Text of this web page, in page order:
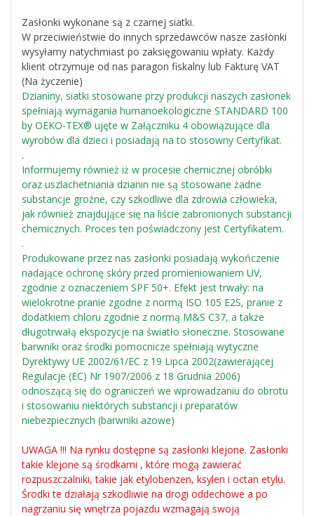
Zasłonki wykonane są z czarnej siatki.
W przeciwieństwie do innych sprzedawców nasze zasłonki
wysyłamy natychmiast po zaksięgowaniu wpłaty. Każdy
klient otrzymuje od nas paragon fiskalny lub Fakturę VAT
(Na życzenie)
Dzianiny, siatki stosowane przy produkcji naszych zasłonek
spełniają wymagania humanoekologiczne STANDARD 100
by OEKO-TEX® ujęte w Załączniku 4 obowiązujące dla
wyrobów dla dzieci i posiadają na to stosowny Certyfikat.
.
Informujemy również iż w procesie chemicznej obróbki
oraz uszlachetniania dzianin nie są stosowane żadne
substancje groźne, czy szkodliwe dla zdrowia człowieka,
jak również znajdujące się na liście zabronionych substancji
chemicznych. Proces ten poświadczony jest Certyfikatem.
.
Produkowane przez nas zasłonki posiadają wykończenie
nadające ochronę skóry przed promieniowaniem UV,
zgodnie z oznaczeniem SPF 50+. Efekt jest trwały: na
wielokrotne pranie zgodne z normą ISO 105 E2S, pranie z
dodatkiem chloru zgodnie z normą M&S C37, a także
długotrwałą ekspozycje na światło słoneczne. Stosowane
barwniki oraz środki pomocnicze spełniają wytyczne
Dyrektywy UE 2002/61/EC z 19 Lipca 2002(zawierającej
Regulacje (EC) Nr 1907/2006 z 18 Grudnia 2006)
odnoszącą się do ograniczeń we wprowadzaniu do obrotu
i stosowaniu niektórych substancji i preparatów
niebezpiecznych (barwniki azowe)
UWAGA !!! Na rynku dostępne są zasłonki klejone. Zasłonki
takie klejone są środkami , które mogą zawierać
rozpuszczalniki, takie jak etylobenzen, ksylen i octan etylu.
Środki te działają szkodliwie na drogi oddechowe a po
nagrzaniu się wnętrza pojazdu wzmagają swoją